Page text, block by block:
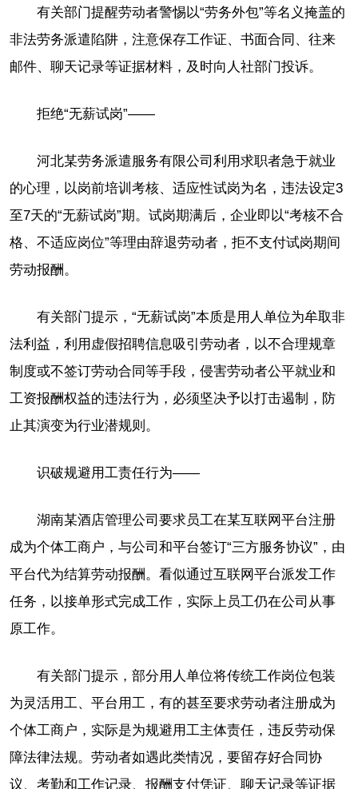
有关部门提醒劳动者警惕以“劳务外包”等名义掩盖的
非法劳务派遣陷阱，注意保存工作证、书面合同、往来
邮件、聊天记录等证据材料，及时向人社部门投诉。
拒绝“无薪试岗”——
河北某劳务派遣服务有限公司利用求职者急于就业
的心理，以岗前培训考核、适应性试岗为名，违法设定3
至7天的“无薪试岗”期。试岗期满后，企业即以“考核不合
格、不适应岗位”等理由辞退劳动者，拒不支付试岗期间
劳动报酬。
有关部门提示，“无薪试岗”本质是用人单位为牟取非
法利益，利用虚假招聘信息吸引劳动者，以不合理规章
制度或不签订劳动合同等手段，侵害劳动者公平就业和
工资报酬权益的违法行为，必须坚决予以打击遏制，防
止其演变为行业潜规则。
识破规避用工责任行为——
湖南某酒店管理公司要求员工在某互联网平台注册
成为个体工商户，与公司和平台签订“三方服务协议”，由
平台代为结算劳动报酬。看似通过互联网平台派发工作
任务，以接单形式完成工作，实际上员工仍在公司从事
原工作。
有关部门提示，部分用人单位将传统工作岗位包装
为灵活用工、平台用工，有的甚至要求劳动者注册成为
个体工商户，实际是为规避用工主体责任，违反劳动保
障法律法规。劳动者如遇此类情况，要留存好合同协
议、考勤和工作记录、报酬支付凭证、聊天记录等证据